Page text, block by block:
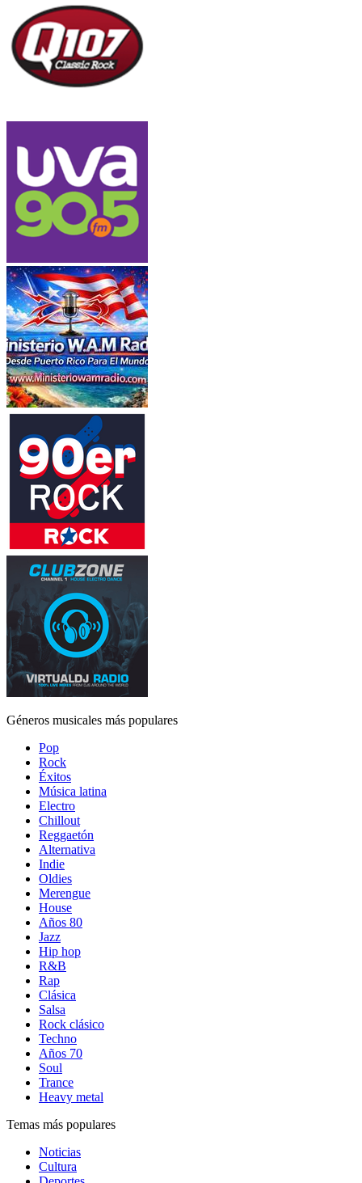
Géneros musicales más populares
Pop
Rock
Éxitos
Música latina
Electro
Chillout
Reggaetón
Alternativa
Indie
Oldies
Merengue
House
Años 80
Jazz
Hip hop
R&B
Rap
Clásica
Salsa
Rock clásico
Techno
Años 70
Soul
Trance
Heavy metal
Temas más populares
Noticias
Cultura